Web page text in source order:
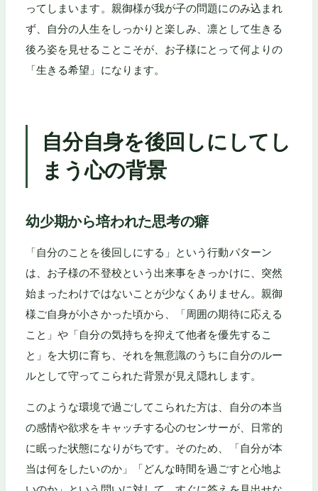
ってしまいます。親御様が我が子の問題にのみ込まれ
ず、自分の人生をしっかりと楽しみ、凛として生きる
後ろ姿を見せることこそが、お子様にとって何よりの
「生きる希望」になります。
自分自身を後回しにしてし
まう心の背景
幼少期から培われた思考の癖
「自分のことを後回しにする」という行動パターン
は、お子様の不登校という出来事をきっかけに、突然
始まったわけではないことが少なくありません。親御
様ご自身が小さかった頃から、「周囲の期待に応える
こと」や「自分の気持ちを抑えて他者を優先するこ
と」を大切に育ち、それを無意識のうちに自分のルー
ルとして守ってこられた背景が見え隠れします。
このような環境で過ごしてこられた方は、自分の本当
の感情や欲求をキャッチする心のセンサーが、日常的
に眠った状態になりがちです。そのため、「自分が本
当は何をしたいのか」「どんな時間を過ごすと心地よ